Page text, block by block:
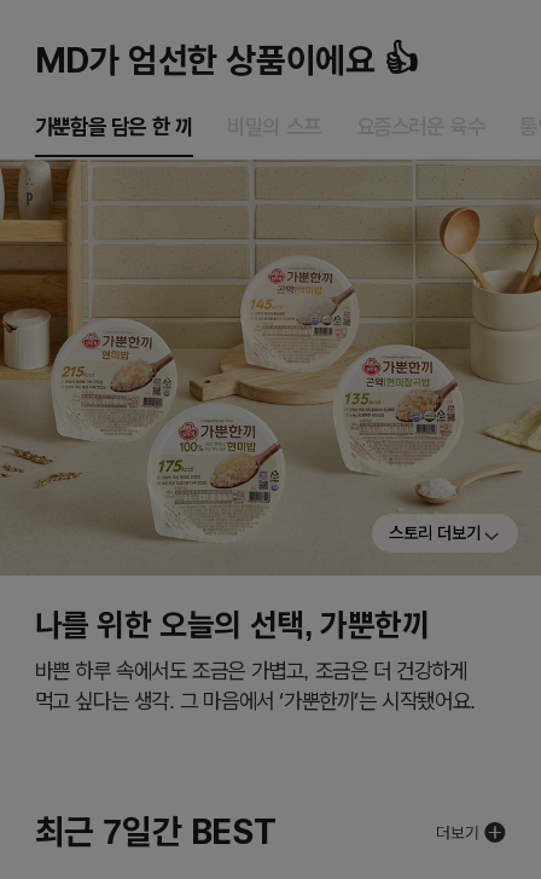
MD가 엄선한 상품이에요 👍
가뿐함을 담은 한 끼
스토리 더보기
나를 위한 오늘의 선택, 가뿐한끼
바쁜 하루 속에서도 조금은 가볍고, 조금은 더 건강하게
먹고 싶다는 생각. 그 마음에서 ‘가뿐한끼’는 시작됐어요.
최근 7일간 BEST